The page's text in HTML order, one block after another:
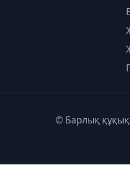
© Барлық құқық